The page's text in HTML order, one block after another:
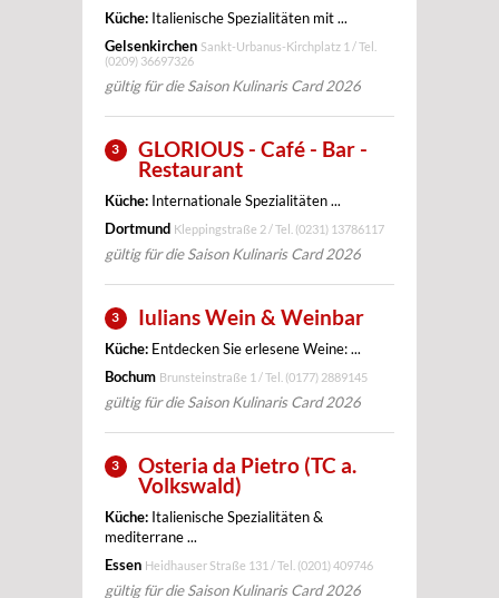
Küche: Italienische Spezialitäten mit ...
Gelsenkirchen Sankt-Urbanus-Kirchplatz 1 / Tel.
(0209) 36697326
gültig für die Saison Kulinaris Card 2026
3
GLORIOUS - Café - Bar -
Restaurant
Küche: Internationale Spezialitäten ...
Dortmund Kleppingstraße 2 / Tel. (0231) 13786117
gültig für die Saison Kulinaris Card 2026
3 Iulians Wein & Weinbar
Küche: Entdecken Sie erlesene Weine: ...
Bochum Brunsteinstraße 1 / Tel. (0177) 2889145
gültig für die Saison Kulinaris Card 2026
3
Osteria da Pietro (TC a.
Volkswald)
Küche: Italienische Spezialitäten &
mediterrane ...
Essen Heidhauser Straße 131 / Tel. (0201) 409746
gültig für die Saison Kulinaris Card 2026